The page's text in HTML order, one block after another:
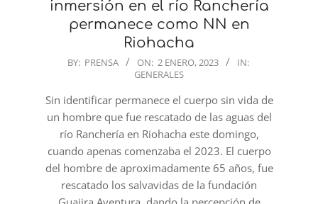
inmersión en el río Ranchería
permanece como NN en
Riohacha
2023-
02
BY: PRENSA ON: 2 ENERO, 2023
IN:
GENERALES
Sin identificar permanece el cuerpo sin vida de
un hombre que fue rescatado de las aguas del
río Ranchería en Riohacha este domingo,
cuando apenas comenzaba el 2023. El cuerpo
del hombre de aproximadamente 65 años, fue
rescatado los salvavidas de la fundación